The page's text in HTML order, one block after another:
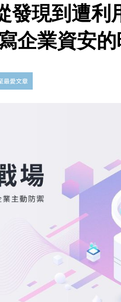
發現到遭
企業資安